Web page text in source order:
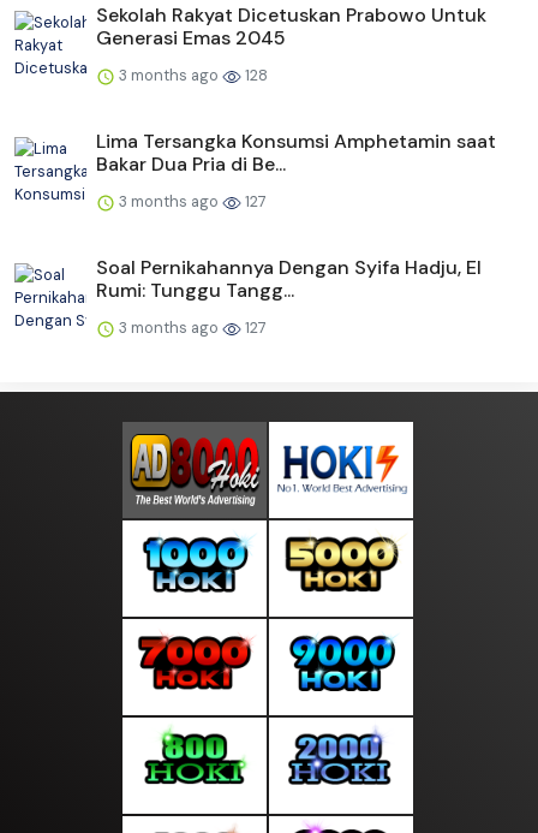
Sekolah Rakyat Dicetuskan Prabowo Untuk
Generasi Emas 2045
3 months ago 128
Lima Tersangka Konsumsi Amphetamin saat
Bakar Dua Pria di Be...
3 months ago 127
Soal Pernikahannya Dengan Syifa Hadju, El
Rumi: Tunggu Tangg...
3 months ago 127